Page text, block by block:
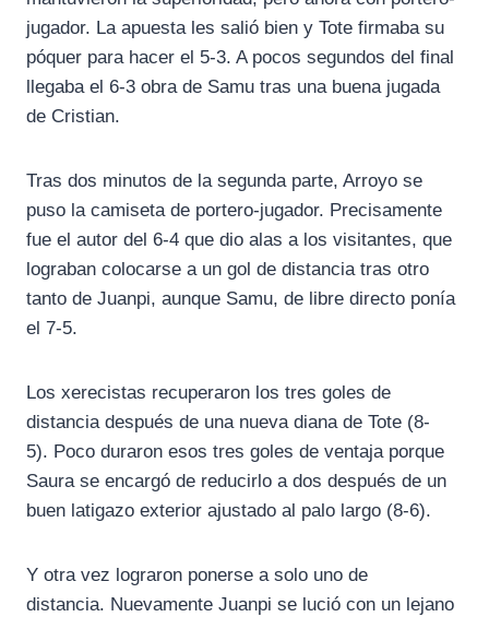
jugador. La apuesta les salió bien y Tote firmaba su
póquer para hacer el 5-3. A pocos segundos del final
llegaba el 6-3 obra de Samu tras una buena jugada
de Cristian.
Tras dos minutos de la segunda parte, Arroyo se
puso la camiseta de portero-jugador. Precisamente
fue el autor del 6-4 que dio alas a los visitantes, que
lograban colocarse a un gol de distancia tras otro
tanto de Juanpi, aunque Samu, de libre directo ponía
el 7-5.
Los xerecistas recuperaron los tres goles de
distancia después de una nueva diana de Tote (8-
5). Poco duraron esos tres goles de ventaja porque
Saura se encargó de reducirlo a dos después de un
buen latigazo exterior ajustado al palo largo (8-6).
Y otra vez lograron ponerse a solo uno de
distancia. Nuevamente Juanpi se lució con un lejano